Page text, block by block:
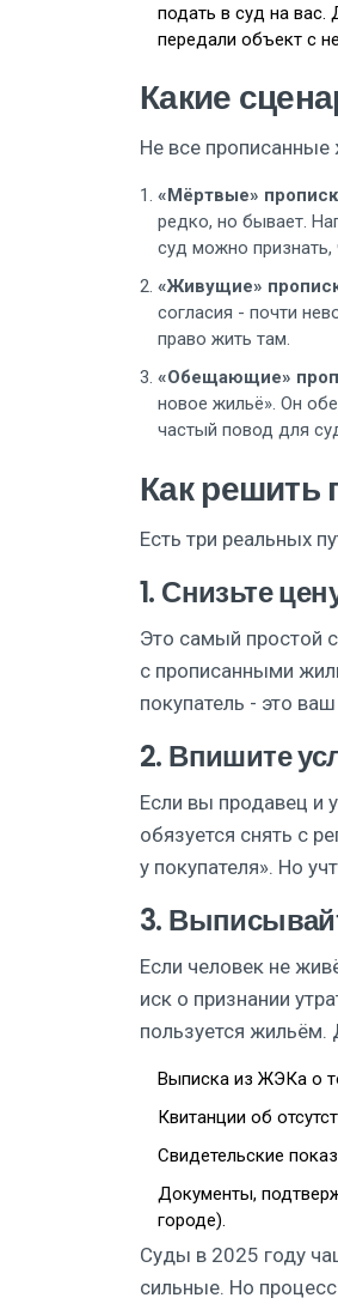
подать в суд на вас.
передали объект с
Какие
Не все прописанные
«Мёртвые»
редко, но бывает.
суд можно признать,
«Живущие»
согласия - почти
право жить там.
«Обещающие»
новое жильё». Он
частый повод для
Как решить
Есть три реальных
1. Снизьте
Это самый простой
с прописанными
покупатель - это
2. Впишите
Если вы продавец и
обязуется снять с
у покупателя». Но
3.
Если человек не
иск о признании
пользуется жильём.
Выписка из ЖЭКа о
Квитанции об
Свидетельские
Документы,
городе).
Суды в 2025 году
сильные. Но